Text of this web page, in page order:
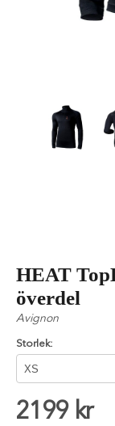
HEAT
överdel
Avignon
Storlek:
2199 kr